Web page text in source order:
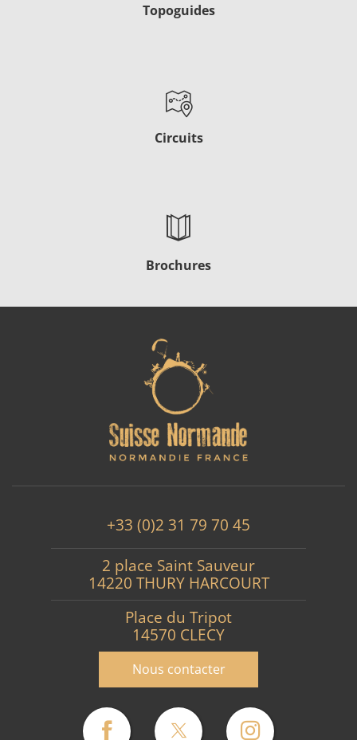
Topoguides
Circuits
Brochures
+33 (0)2 31 79 70 45
2 place Saint Sauveur
14220 THURY HARCOURT
Place du Tripot
14570 CLECY
Nous contacter